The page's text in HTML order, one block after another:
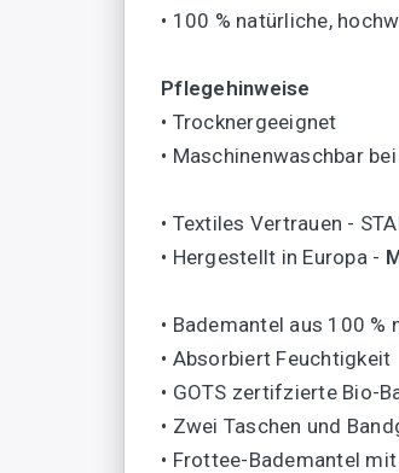
• 100 % natürliche,
Pflegehinweise
• Trocknergeeignet
• Maschinenwaschbar
• Textiles Vertrauen -
• Hergestellt in Europa -
• Bademantel aus 100
• Absorbiert Feuchtigkeit
• GOTS zertifzierte Bio-
• Zwei Taschen und
• Frottee-Bademantel